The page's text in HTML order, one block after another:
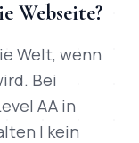
Webseite?
Welt, wenn
Bei
AA in
| kein